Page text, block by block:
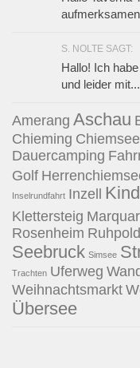
S. NOLTE SAGT:
Hallo! Ich
und leider mit...
Amerang Aschau
Chieming
Dauercamping
Golf
Inselrundfahrt Inzell
Klettersteig
Rosenheim
Seebruck Simsee
Trachten Uferweg
Weihnachtsmarkt
Übersee